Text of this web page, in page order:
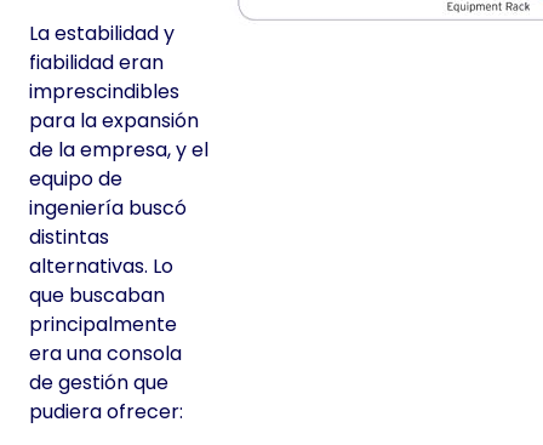
La estabilidad y
fiabilidad eran
imprescindibles
para la expansión
de la empresa, y el
equipo de
ingeniería buscó
distintas
alternativas. Lo
que buscaban
principalmente
era una consola
de gestión que
pudiera ofrecer: